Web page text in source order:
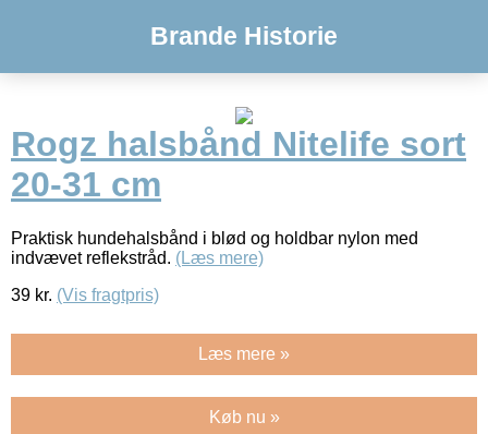
Brande Historie
Rogz halsbånd Nitelife sort
20-31 cm
Praktisk hundehalsbånd i blød og holdbar nylon med
indvævet reflekstråd. (Læs mere)
39 kr. (Vis fragtpris)
Læs mere »
Køb nu »